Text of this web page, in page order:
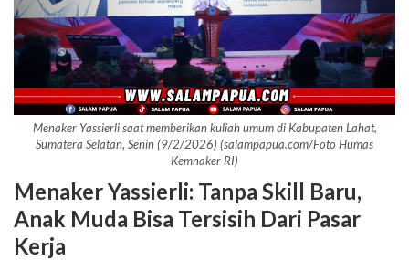
Menaker Yassierli saat memberikan kuliah umum di Kabupaten Lahat,
Sumatera Selatan, Senin (9/2/2026) (salampapua.com/Foto Humas
Kemnaker RI)
Menaker Yassierli: Tanpa Skill Baru,
Anak Muda Bisa Tersisih Dari Pasar
Kerja